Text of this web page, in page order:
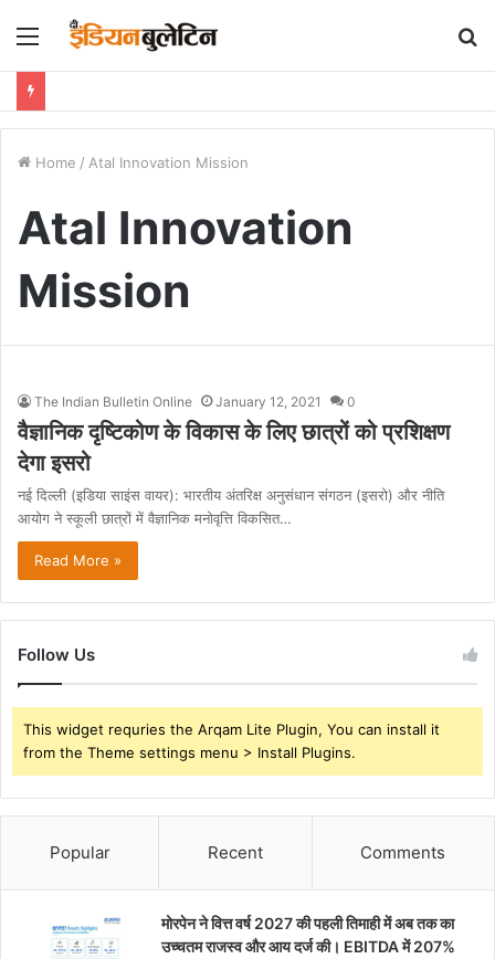
Menu
Home / Atal Innovation Mission
Atal Innovation
Mission
The Indian Bulletin Online January 12, 2021 0
वैज्ञानिक दृष्टिकोण के विकास के लिए छात्रों को प्रशिक्षण
देगा इसरो
नई दिल्ली (इडिया साइंस वायर): भारतीय अंतरिक्ष अनुसंधान संगठन (इसरो) और नीति
आयोग ने स्कूली छात्रों में वैज्ञानिक मनोवृत्ति विकसित…
Read More »
Follow Us
This widget requries the Arqam Lite Plugin, You can install it
from the Theme settings menu > Install Plugins.
Popular Recent Comments
मोरपेन ने वित्त वर्ष 2027 की पहली तिमाही में अब तक का
उच्चतम राजस्व और आय दर्ज की। EBITDA में 207%